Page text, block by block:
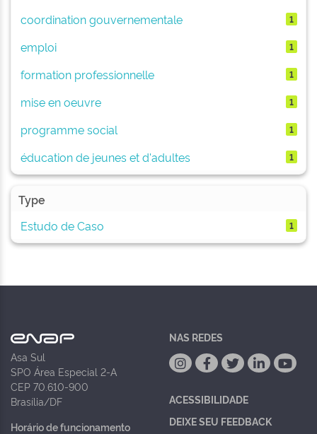
coordination gouvernementale 1
emploi 1
formation professionnelle 1
mise en oeuvre 1
programme social 1
éducation de jeunes et d'adultes 1
Type
Estudo de Caso
1
Asa Sul
SPO Área Especial 2-A
CEP 70.610-900
Brasília/DF
Horário de funcionamento
NAS REDES
ACESSIBILIDADE
DEIXE SEU FEEDBACK